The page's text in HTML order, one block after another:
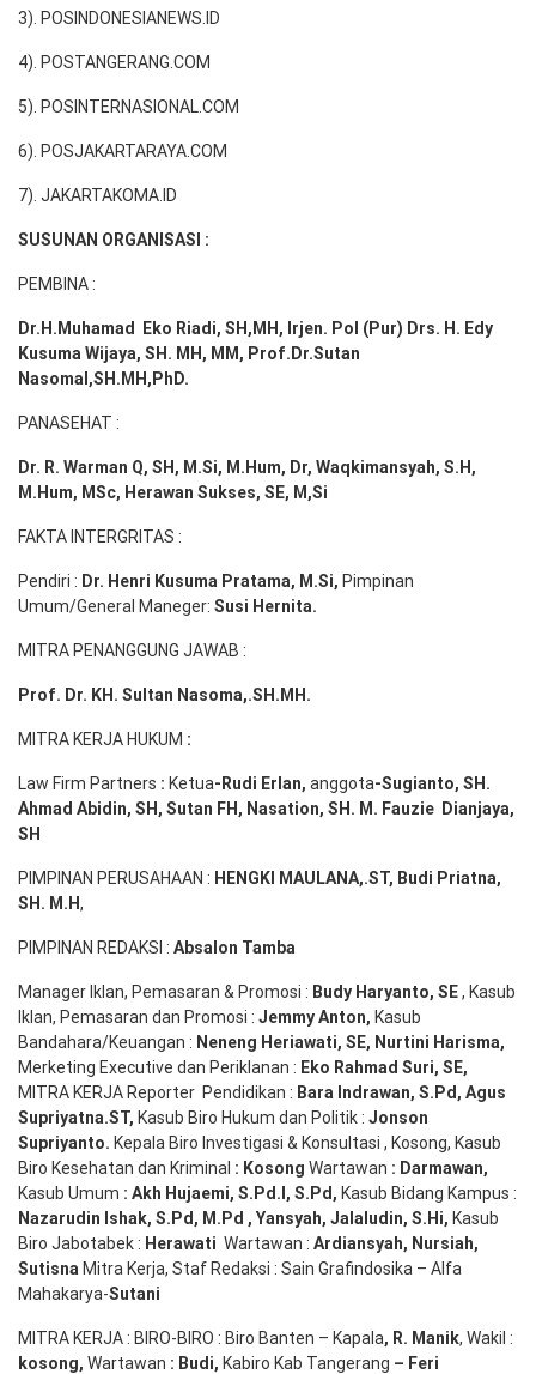
3). POSINDONESIANEWS.ID
4). POSTANGERANG.COM
5). POSINTERNASIONAL.COM
6). POSJAKARTARAYA.COM
7). JAKARTAKOMA.ID
SUSUNAN ORGANISASI :
PEMBINA :
Dr.H.Muhamad Eko Riadi, SH,MH , Irjen. Pol (Pur) Drs. H. Edy
Kusuma Wijaya, SH. MH, MM, Prof. Dr.Sutan
Nasomal,SH.MH,PhD.
PANASEHAT :
Dr. R. Warman Q, SH, M.Si, M.Hum, Dr, Waqkimansyah, S.H,
M.Hum, MSc, Herawan Sukses, SE, M,Si
FAKTA INTERGRITAS :
Pendiri : Dr. Henri Kusuma Pratama, M.Si, Pimpinan
Umum/General Maneger: Susi Hernita.
MITRA PENANGGUNG JAWAB :
Prof. Dr. KH. Sultan Nasoma,.SH.MH.
MITRA KERJA HUKUM :
Law Firm Partners : Ketua-Rudi Erlan, anggota-Sugianto, SH.
Ahmad Abidin, SH, Sutan FH, Nasation, SH. M. Fauzie Dianjaya,
SH
PIMPINAN PERUSAHAAN : HENGKI MAULANA,.ST, Budi Priatna,
SH . M.H,
PIMPINAN REDAKSI : Absalon Tamba
Manager Iklan, Pemasaran & Promosi : Budy Haryanto, SE, Kasub
Iklan, Pemasaran dan Promosi : Jemmy Anton, Kasub
Bandahara/Keuangan : Neneng Heriawati, SE, Nurtini Harisma,
Merketing Executive dan Periklanan : Eko Rahmad Suri, SE,
MITRA KERJA Reporter Pendidikan : Bara Indrawan, S.Pd , Agus
Supriyatna.ST, Kasub Biro Hukum dan Politik : Jonson
Supriyanto. Kepala Biro Investigasi & Konsultasi , Kosong, Kasub
Biro Kesehatan dan Kriminal : Kosong Wartawan : Darmawan,
Kasub Umum : Akh Hujaemi, S.Pd.I, S.Pd , Kasub Bidang Kampus :
Nazarudin Ishak, S.Pd , M.Pd , Yansyah, Jalaludin, S.Hi, Kasub
Biro Jabotabek : Herawati Wartawan : Ardiansyah, Nursiah,
Sutisna Mitra Kerja, Staf Redaksi : Sain Grafindosika – Alfa
Mahakarya-Sutani
MITRA KERJA : BIRO-BIRO : Biro Banten – Kapala, R. Manik, Wakil :
kosong, Wartawan : Budi, Kabiro Kab Tangerang – Feri